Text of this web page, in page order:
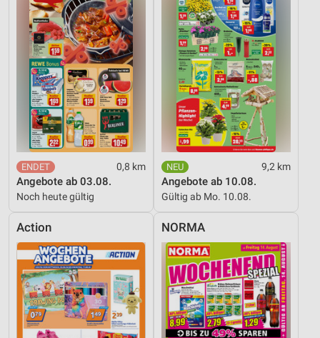
0,8 km
Angebote ab 03.08.
Noch heute gültig
9,2 km
Angebote ab 10.08.
Gültig ab Mo. 10.08.
Action NORMA
Werbung